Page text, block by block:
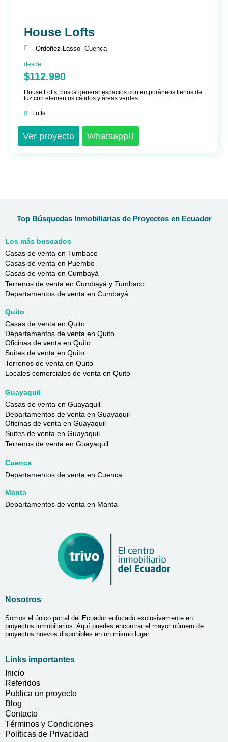
House Lofts
Ordóñez Lasso -Cuenca
desde
$112.990
House Lofts, busca generar espacios contemporáneos llenos de
luz con elementos cálidos y áreas verdes
Lofts
Ver proyecto Whatsapp
Top Búsquedas Inmobiliarias de Proyectos en Ecuador
Los más buscados
Casas de venta en Tumbaco
Casas de venta en Puembo
Casas de venta en Cumbayá
Terrenos de venta en Cumbayá y Tumbaco
Departamentos de venta en Cumbayá
Quito
Casas de venta en Quito
Departamentos de venta en Quito
Oficinas de venta en Quito
Suites de venta en Quito
Terrenos de venta en Quito
Locales comerciales de venta en Quito
Guayaquil
Casas de venta en Guayaquil
Departamentos de venta en Guayaquil
Oficinas de venta en Guayaquil
Suites de venta en Guayaquil
Terrenos de venta en Guayaquil
Cuenca
Departamentos de venta en Cuenca
Manta
Departamentos de venta en Manta
Nosotros
Somos el único portal del Ecuador enfocado exclusivamente en
proyectos inmobiliarios. Aquí puedes encontrar el mayor número de
proyectos nuevos disponibles en un mismo lugar
Links importantes
Inicio
Referidos
Publica un proyecto
Blog
Contacto
Términos y Condiciones
Políticas de Privacidad